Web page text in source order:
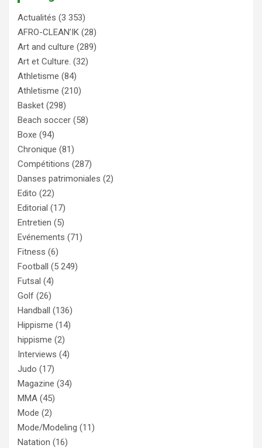
Actualités (3 353)
AFRO-CLEAN’IK (28)
Art and culture (289)
Art et Culture. (32)
Athletisme (84)
Athletisme (210)
Basket (298)
Beach soccer (58)
Boxe (94)
Chronique (81)
Compétitions (287)
Danses patrimoniales (2)
Edito (22)
Editorial (17)
Entretien (5)
Evénements (71)
Fitness (6)
Football (5 249)
Futsal (4)
Golf (26)
Handball (136)
Hippisme (14)
hippisme (2)
Interviews (4)
Judo (17)
Magazine (34)
MMA (45)
Mode (2)
Mode/Modeling (11)
Natation (16)